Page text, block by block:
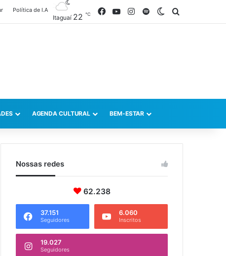
Política de I.A
Itaguaí 22 ℃ FacebookYouTubeInstagram
SpotifySwitch skin
AGENDA CULTURAL BEM-ESTAR
Nossas redes
62.238
37.151
Seguidores
6.060
Inscritos
19.027
Seguidores